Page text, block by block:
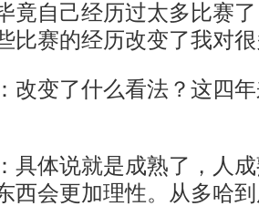
竟自己经历过太多比赛
比赛的经历改变了我对
变了什么看法？这四年
体说就是成熟了，人成
西会更加理性。从多哈